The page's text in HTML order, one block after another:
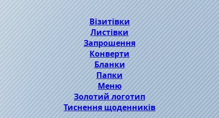
Візитівки
Листівки
Запрошення
Конверти
Бланки
Папки
Меню
Золотий логотип
Тиснення щоденників